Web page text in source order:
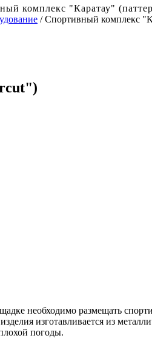
комплекс "Каратау"
/ Спортивный комплекс
необходимо размещать
изготавливается из
погоды.